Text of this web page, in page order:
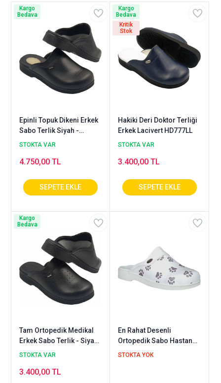
Epinli Topuk Dikeni Erkek
Sabo Terlik Siyah -
EPT777S
STOKTA VAR
4.750,00 TL
Kargo
Bedava
Hakiki Deri Doktor Terliği
Erkek Lacivert HD777LL
STOKTA VAR
3.400,00 TL
Kargo
Bedava
Kritik
Stok
Tam Ortopedik Medikal
Erkek Sabo Terlik - Siyah
HD626S
STOKTA VAR
3.400,00 TL
Kargo
Bedava
En Rahat Desenli
Ortopedik Sabo Hastane
Terliği Sweet103 (Hayvan
STOKTA YOK